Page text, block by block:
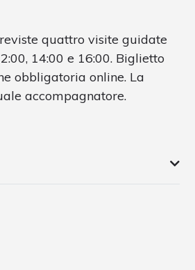
quattro visite guidate
14:00 e 16:00. Biglietto
obbligatoria online. La
accompagnatore.